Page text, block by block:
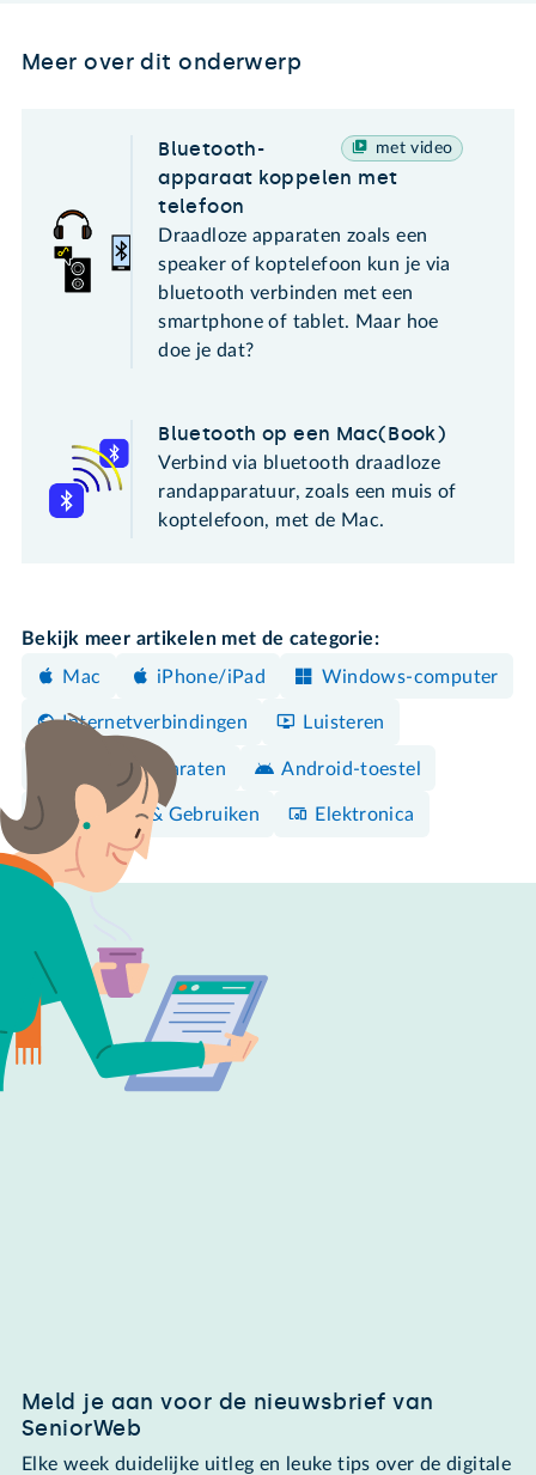
Meer over dit onderwerp
met video
Bluetooth-
apparaat koppelen met
telefoon
Draadloze apparaten zoals een
speaker of koptelefoon kun je via
bluetooth verbinden met een
smartphone of tablet. Maar hoe
doe je dat?
Bluetooth op een Mac(Book)
Verbind via bluetooth draadloze
randapparatuur, zoals een muis of
koptelefoon, met de Mac.
Bekijk meer artikelen met de categorie:
Mac
iPhone/iPad Windows-computer
Internetverbindingen Luisteren
Overige apparaten Android-toestel
Bedienen & Gebruiken Elektronica
Meld je aan voor de nieuwsbrief van
SeniorWeb
Elke week duidelijke uitleg en leuke tips over de digitale